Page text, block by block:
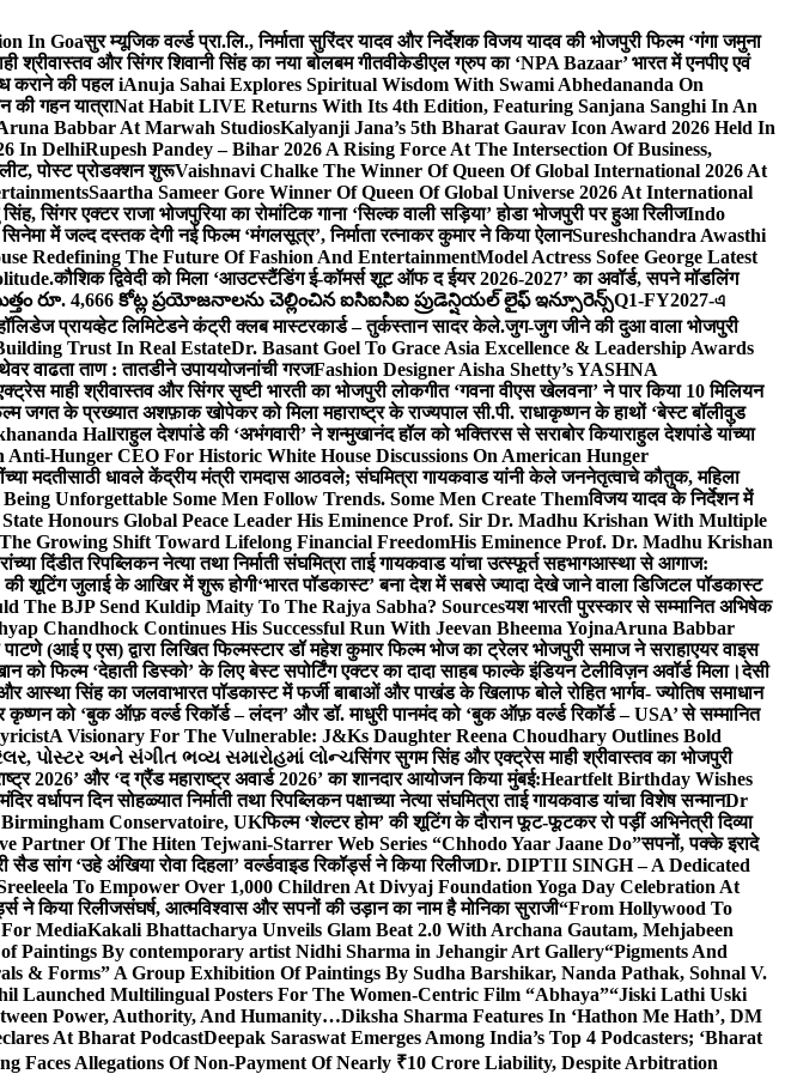
In Goaसुर म्यूजिक वर्ल्ड प्रा.लि., निर्माता सुरिंदर यादव और निर्देशक विजय यादव की भोजपुरी फिल्म ‘गंगा जमुना
श्रीवास्तव और सिंगर शिवानी सिंह का नया बोलबम गीतवीकेडीएल ग्रुप का ‘NPA Bazaar’ भारत में एनपीए एवं
कराने की पहल iAnuja Sahai Explores Spiritual Wisdom With Swami Abhedananda On
की गहन यात्राNat Habit LIVE Returns With Its 4th Edition, Featuring Sanjana Sanghi In An
Babbar At Marwah StudiosKalyanji Jana’s 5th Bharat Gaurav Icon Award 2026 Held In
In DelhiRupesh Pandey – Bihar 2026 A Rising Force At The Intersection Of Business,
पोस्ट प्रोडक्शन शुरूVaishnavi Chalke The Winner Of Queen Of Global International 2026 At
Saartha Sameer Gore Winner Of Queen Of Global Universe 2026 At International
सिंगर एक्टर राजा भोजपुरिया का रोमांटिक गाना ‘सिल्क वाली सड़िया’ होडा भोजपुरी पर हुआ रिलीजIndo
सिनेमा में जल्द दस्तक देगी नई फिल्म ‘मंगलसूत्र’, निर्माता रत्नाकर कुमार ने किया ऐलानSureshchandra Awasthi
Redefining The Future Of Fashion And EntertainmentModel Actress Sofee George Latest
कौशिक द्विवेदी को मिला ‘आउटस्टैंडिंग ई-कॉमर्स शूट ऑफ द ईयर 2026-2027’ का अवॉर्ड, सपने मॉडलिंग
రూ. 4,666 కోట్ల ప్రయోజనాలను చెల్లించిన ఐసిఐసిఐ ప్రుడెన్షియల్ లైఫ్ ఇన్సూరెన్స్Q1-FY2027-এ
प्रायव्हेट लिमिटेडने कंट्री क्लब मास्टरकार्ड – तुर्कस्तान सादर केले.जुग-जुग जीने की दुआ वाला भोजपुरी
Trust In Real EstateDr. Basant Goel To Grace Asia Excellence & Leadership Awards
वाढता ताण : तातडीने उपाययोजनांची गरजFashion Designer Aisha Shetty’s YASHNA
माही श्रीवास्तव और सिंगर सृष्टी भारती का भोजपुरी लोकगीत ‘गवना वीएस खेलवना’ ने पार किया 10 मिलियन
जगत के प्रख्यात अशफ़ाक खोपेकर को मिला महाराष्ट्र के राज्यपाल सी.पी. राधाकृष्णन के हाथों ‘बेस्ट बॉलीवुड
Hallराहुल देशपांडे की ‘अभंगवारी’ ने शन्मुखानंद हॉल को भक्तिरस से सराबोर कियाराहुल देशपांडे यांच्या
Hunger CEO For Historic White House Discussions On American Hunger
मदतीसाठी धावले केंद्रीय मंत्री रामदास आठवले; संघमित्रा गायकवाड यांनी केले जननेतृत्वाचे कौतुक, महिला
Unforgettable Some Men Follow Trends. Some Men Create Themविजय यादव के निर्देशन में
Honours Global Peace Leader His Eminence Prof. Sir Dr. Madhu Krishan With Multiple
Growing Shift Toward Lifelong Financial FreedomHis Eminence Prof. Dr. Madhu Krishan
दिंडीत रिपब्लिकन नेत्या तथा निर्माती संघमित्रा ताई गायकवाड यांचा उत्स्फूर्त सहभागआस्था से आगाज:
की शूटिंग जुलाई के आखिर में शुरू होगी‘भारत पॉडकास्ट’ बना देश में सबसे ज्यादा देखे जाने वाला डिजिटल पॉडकास्ट
The BJP Send Kuldip Maity To The Rajya Sabha? Sourcesयश भारती पुरस्कार से सम्मानित अभिषेक
Chandhock Continues His Successful Run With Jeevan Bheema YojnaAruna Babbar
पाटणे (आई ए एस) द्वारा लिखित फिल्मस्टार डॉ महेश कुमार फिल्म भोज का ट्रेलर भोजपुरी समाज ने सराहाएयर वाइस
को फिल्म ‘देहाती डिस्को’ के लिए बेस्ट सपोर्टिंग एक्टर का दादा साहब फाल्के इंडियन टेलीविज़न अवॉर्ड मिला।देसी
और आस्था सिंह का जलवाभारत पॉडकास्ट में फर्जी बाबाओं और पाखंड के खिलाफ बोले रोहित भार्गव- ज्योतिष समाधान
कृष्णन को ‘बुक ऑफ़ वर्ल्ड रिकॉर्ड – लंदन’ और डॉ. माधुरी पानमंद को ‘बुक ऑफ़ वर्ल्ड रिकॉर्ड – USA’ से सम्मानित
A Visionary For The Vulnerable: J&Ks Daughter Reena Choudhary Outlines Bold
પોસ્ટર અને સંગીત ભવ્ય સમારોહમાં લોન્ચसिंगर सुगम सिंह और एक्ट्रेस माही श्रीवास्तव का भोजपुरी
2026’ और ‘द ग्रैंड महाराष्ट्र अवार्ड 2026’ का शानदार आयोजन किया मुंबई:Heartfelt Birthday Wishes
वर्धापन दिन सोहळ्यात निर्माती तथा रिपब्लिकन पक्षाच्या नेत्या संघमित्रा ताई गायकवाड यांचा विशेष सन्मानDr
Conservatoire, UKफिल्म ‘शेल्टर होम’ की शूटिंग के दौरान फूट-फूटकर रो पड़ीं अभिनेत्री दिव्या
Partner Of The Hiten Tejwani-Starrer Web Series “Chhodo Yaar Jaane Do”सपनों, पक्के इरादे
सांग ‘उहे अंखिया रोवा दिहला’ वर्ल्डवाइड रिकॉर्ड्स ने किया रिलीजDr. DIPTII SINGH – A Dedicated
To Empower Over 1,000 Children At Divyaj Foundation Yoga Day Celebration At
ने किया रिलीजसंघर्ष, आत्मविश्वास और सपनों की उड़ान का नाम है मोनिका सुराजी“From Hollywood To
MediaKakali Bhattacharya Unveils Glam Beat 2.0 With Archana Gautam, Mehjabeen
of Paintings By contemporary artist Nidhi Sharma in Jehangir Art Gallery“Pigments And
& Forms” A Group Exhibition Of Paintings By Sudha Barshikar, Nanda Pathak, Sohnal V.
Launched Multilingual Posters For The Women-Centric Film “Abhaya”“Jiski Lathi Uski
Power, Authority, And Humanity…Diksha Sharma Features In ‘Hathon Me Hath’, DM
At Bharat PodcastDeepak Saraswat Emerges Among India’s Top 4 Podcasters; ‘Bharat
Faces Allegations Of Non-Payment Of Nearly ₹10 Crore Liability, Despite Arbitration